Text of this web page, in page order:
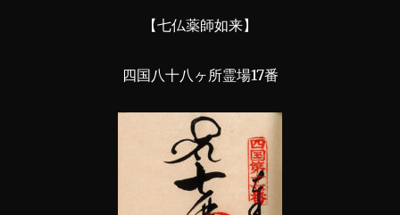
【七仏薬師如来】
四国八十八ヶ所霊場17番